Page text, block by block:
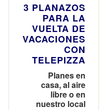
3 PLANAZOS
PARA LA
VUELTA DE
VACACIONES
CON
TELEPIZZA
Planes en
casa, al aire
libre o en
nuestro local